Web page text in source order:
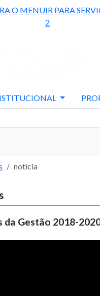
O MENUIR PARA
2
notícia
da Gestão 2018-